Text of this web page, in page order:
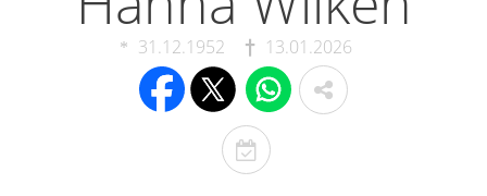
31.12.1952 13.01.2026
T
o